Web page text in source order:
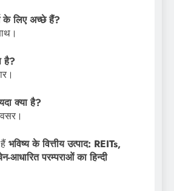
के लिए अच्छे हैं?
है?
क्या है?
भविष्य के वित्तीय उत्पाद: REITs,
आधारित परम्पराओं का हिन्दी